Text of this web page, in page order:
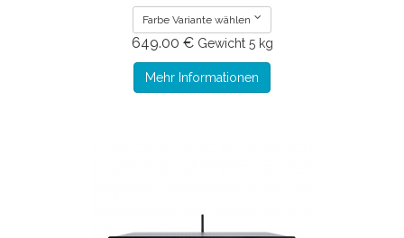
Farbe Variante wählen
649.00 € Gewicht 5 kg
Mehr Informationen